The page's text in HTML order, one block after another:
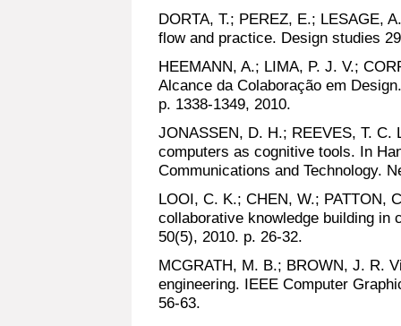
DORTA, T.; PEREZ, E.; LESAGE,
flow and practice. Design studies
HEEMANN, A.; LIMA, P. J. V.;
Alcance da Colaboração em
p. 1338-1349, 2010.
JONASSEN, D. H.; REEVES, T. C.
computers as cognitive tools. In
Communications and Technology.
LOOI, C. K.; CHEN, W.; PATTON,
collaborative knowledge building in
50(5), 2010. p. 26-32.
MCGRATH, M. B.; BROWN, J. R.
engineering. IEEE Computer
56-63.